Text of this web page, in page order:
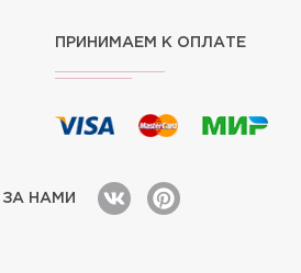
ПРИНИМАЕМ К ОПЛАТЕ
НАМИ